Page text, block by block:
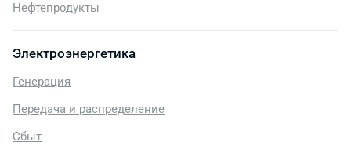
Нефтепродукты
Электроэнергетика
Генерация
Передача и распределение
Сбыт